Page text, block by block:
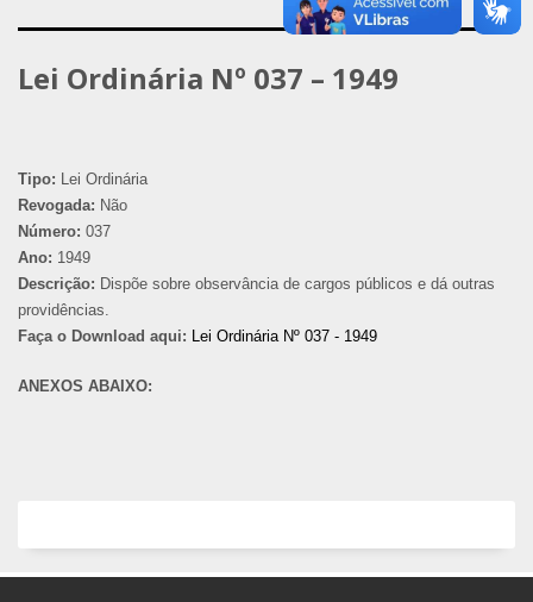
Lei Ordinária Nº 037 – 1949
Tipo: Lei Ordinária
Revogada: Não
Número: 037
Ano: 1949
Descrição: Dispõe sobre observância de cargos públicos e dá outras
providências.
Faça o Download aqui: Lei Ordinária Nº 037 - 1949
ANEXOS ABAIXO: